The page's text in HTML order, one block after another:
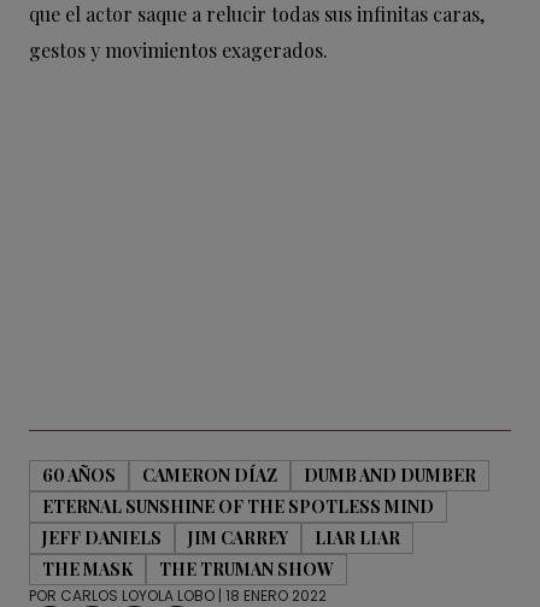
que el actor saque a relucir todas sus infinitas caras,
gestos y movimientos exagerados.
60 AÑOS CAMERON DÍAZ
DUMB AND DUMBER
ETERNAL SUNSHINE OF THE SPOTLESS MIND
JEFF DANIELS
JIM CARREY
LIAR LIAR
THE MASK
THE TRUMAN SHOW
POR CARLOS LOYOLA LOBO | 18 ENERO 2022